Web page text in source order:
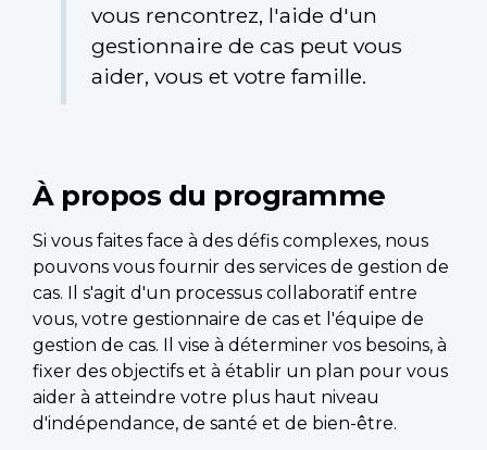
vous rencontrez, l'aide d'un
gestionnaire de cas peut vous
aider, vous et votre famille.
À propos du programme
Si vous faites face à des défis complexes, nous
pouvons vous fournir des services de gestion de
cas. Il s'agit d'un processus collaboratif entre
vous, votre gestionnaire de cas et l'équipe de
gestion de cas. Il vise à déterminer vos besoins, à
fixer des objectifs et à établir un plan pour vous
aider à atteindre votre plus haut niveau
d'indépendance, de santé et de bien-être.